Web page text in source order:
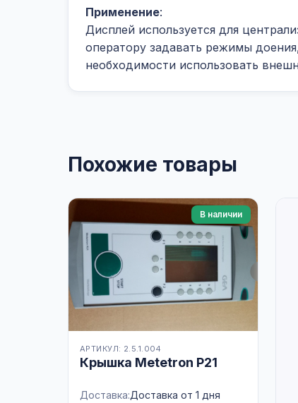
Применение:
Дисплей используется для
оператору задавать режимы
необходимости использовать
Похожие товары
В наличии
АРТИКУЛ: 2.5.1.004
Крышка Metetron P21
Доставка:Доставка от 1 дня